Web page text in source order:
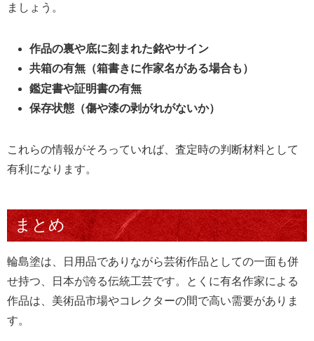
ましょう。
作品の裏や底に刻まれた銘やサイン
共箱の有無（箱書きに作家名がある場合も）
鑑定書や証明書の有無
保存状態（傷や漆の剥がれがないか）
これらの情報がそろっていれば、査定時の判断材料として
有利になります。
まとめ
輪島塗は、日用品でありながら芸術作品としての一面も併
せ持つ、日本が誇る伝統工芸です。とくに有名作家による
作品は、美術品市場やコレクターの間で高い需要がありま
す。